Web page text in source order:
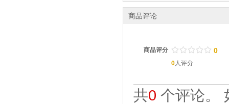
商品评论
商品评分 / / / / /
. . . . . 0
0人评分
共0 个评论。